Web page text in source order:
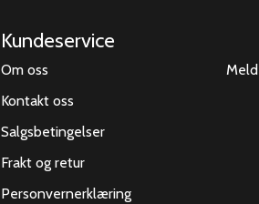
Kundeservice
Om oss
Kontakt oss
Salgsbetingelser
Frakt og retur
Personvernerklæring